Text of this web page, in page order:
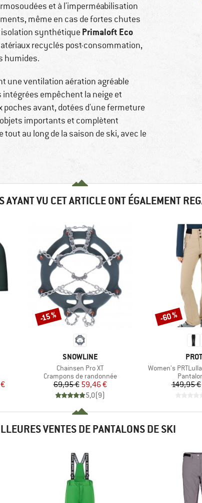
et à l'imperméabilisation
même en cas de fortes chutes
isolation synthétique Primaloft Eco
recyclés post-consommation,
humides.
une ventilation aération agréable
empêchent la neige et
poches avant, dotées d'une fermeture
importants et complètent
au long de la saison de ski, avec le
AYANT VU CET ARTICLE ONT ÉGALEMENT
MARQUE
SNOWLINE
Article
Chainsen Pro XT
Product group
Crampons de randonnée
Prix
69,95 €Prix réduit
59,46 €
5,0(9)
Remise
-15 %
Article
Women's
149,95 €
Remise
-60 %
VENTES DE PANTALONS DE SKI